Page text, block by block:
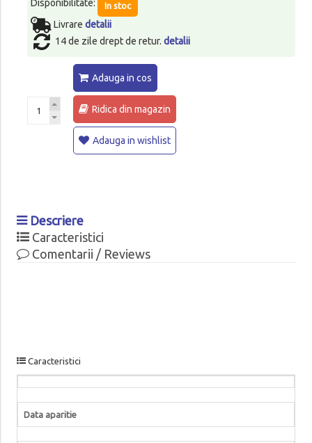
Disponibilitate:
In stoc
Livrare detalii
14 de zile drept de retur. detalii
Adauga in cos
Ridica din magazin
Adauga in wishlist
Descriere
Caracteristici
Comentarii / Reviews
Caracteristici
Data aparitie